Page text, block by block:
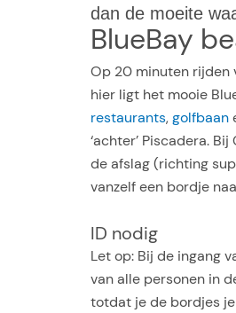
dan de moeite
BlueBay
Op 20 minuten rijden
hier ligt het mooie
restaurants,golfbaan
‘achter’ Piscadera.
de afslag (richting
vanzelf een bordje
ID nodig
Let op: Bij de ingang
van alle personen in
totdat je de bordjes